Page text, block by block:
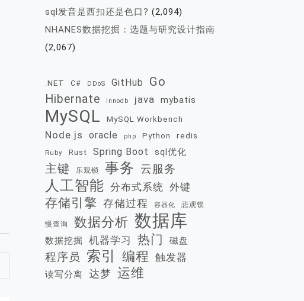
sql发音是西扣还是色口? (2,094)
NHANES数据挖掘：选题与研究设计指南
(2,067)
.NET C# DDoS GitHub Go
Hibernate innodb java mybatis
MySQL MySQL Workbench
Node.js oracle php Python redis
Ruby Rust Spring Boot sql优化
主键 乐观锁 事务 云服务
人工智能 分布式系统 外键
存储引擎 存储过程 容器化 悲观锁
慢查询 数据分析 数据库
数据挖掘 机器学习 热门 磁盘
程序员 索引 编程 触发器
读写分离 达梦 运维